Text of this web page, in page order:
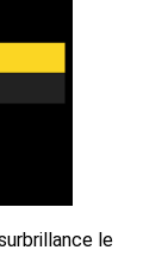
le